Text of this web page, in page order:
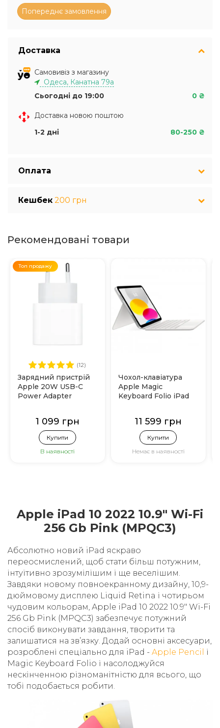
Доставка
Самовивіз з магазину
Одеса, Канатна 79а
Сьогодні до 19:00
0 ₴
Доставка новою поштою
1-2 дні
80-250 ₴
Оплата
Кешбек 200 грн
Рекомендовані товари
Топ продажу
(12)
Зарядний пристрій
Apple 20W USB-C
Power Adapter
1 099 грн
Купити
В наявності
Чохол-клавіатура
Apple Magic
Keyboard Folio iPad
11 599 грн
Купити
Немає в наявності
Apple iPad 10 2022 10.9" Wi-Fi
256 Gb Pink (MPQC3)
Абсолютно новий iPad яскраво
переосмислений, щоб стати більш потужним,
інтуїтивно зрозумілішим і ще веселішим.
Завдяки новому повноекранному дизайну, 10,9-
дюймовому дисплею Liquid Retina і чотирьом
чудовим кольорам, Apple iPad 10 2022 10.9" Wi-Fi
256 Gb Pink (MPQC3) забезпечує потужний
спосіб виконувати завдання, творити та
залишатися на зв’язку. Додай основні аксесуари,
розроблені спеціально для iPad - Apple Pencil
і
Magic Keyboard Folio і насолоджуйся
нескінченною різноманітністю для всього, що
тобі подобається робити.